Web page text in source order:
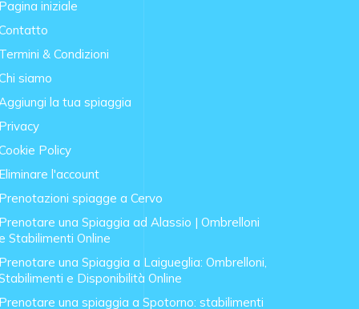
Pagina iniziale
Termini & Condizioni
siamo
Aggiungi la tua spiaggia
Privacy
Policy
Eliminare l'account
Prenotazioni spiagge a Cervo
Prenotare una Spiaggia ad Alassio | Ombrelloni
Stabilimenti Online
Prenotare una Spiaggia a Laigueglia: Ombrelloni,
e Disponibilità Online
Prenotare una spiaggia a Spotorno: stabilimenti